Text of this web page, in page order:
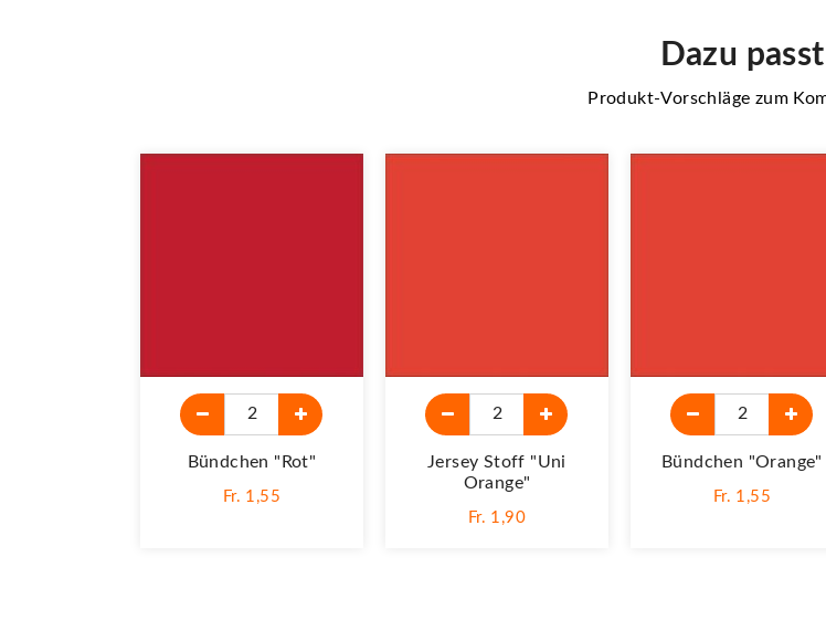
Dazu passt
Produkt-Vorschläge zum
Bündchen "rot"
Fr. 1,55
Jersey Stoff "Uni
Orange"
Fr. 1,90
Bündchen "orange"
Fr. 1,55